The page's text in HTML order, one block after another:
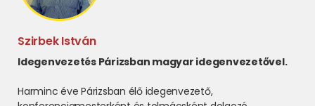
Szirbek István
Idegenvezetés Párizsban magyar idegenvezetővel.
Harminc éve Párizsban élő idegenvezető,